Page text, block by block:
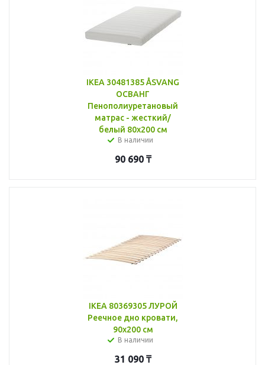
IKEA 30481385 ÅSVANG
ОСВАНГ
Пенополиуретановый
матрас - жесткий/
белый 80x200 см
В наличии
90 690₸
IKEA 80369305 ЛУРОЙ
Реечное дно кровати,
90x200 см
В наличии
31 090₸